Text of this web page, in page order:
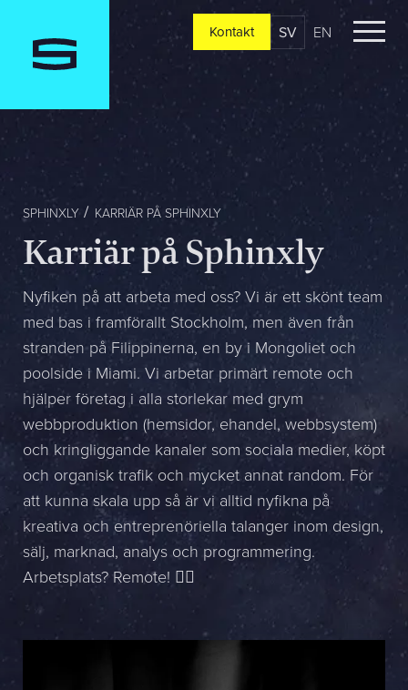
Kontakt
Berätta om er verksamhet, er vision och ert nuläge. Vi
återkommer oftast redan samma dag
Jag är...
Jag vill...
Mitt största problem är...
Namn *
Företag *
E-post *
Telefon *
Kontakt SV EN
SPHINXLY KARRIÄR PÅ SPHINXLY
Karriär på Sphinxly
Nyfiken på att arbeta med oss? Vi är ett skönt team
med bas i framförallt Stockholm, men även från
stranden på Filippinerna, en by i Mongoliet och
poolside i Miami. Vi arbetar primärt remote och
hjälper företag i alla storlekar med grym
webbproduktion (hemsidor, ehandel, webbsystem)
och kringliggande kanaler som sociala medier, köpt
och organisk trafik och mycket annat random. För
att kunna skala upp så är vi alltid nyfikna på
kreativa och entreprenöriella talanger inom design,
sälj, marknad, analys och programmering.
Arbetsplats? Remote! 🏄‍♂️